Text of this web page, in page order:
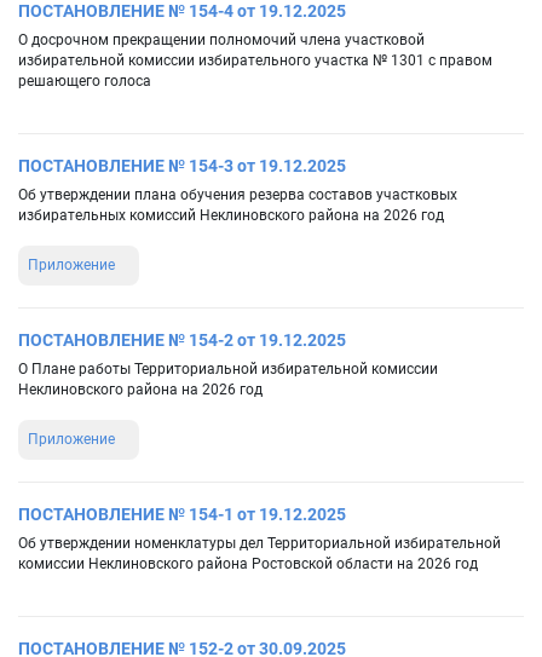
ПОСТАНОВЛЕНИЕ № 154-4 от 19.12.2025
О досрочном прекращении полномочий члена участковой
избирательной комиссии избирательного участка № 1301 с правом
решающего голоса
ПОСТАНОВЛЕНИЕ № 154-3 от 19.12.2025
Об утверждении плана обучения резерва составов участковых
избирательных комиссий Неклиновского района на 2026 год
Приложение
ПОСТАНОВЛЕНИЕ № 154-2 от 19.12.2025
О Плане работы Территориальной избирательной комиссии
Неклиновского района на 2026 год
Приложение
ПОСТАНОВЛЕНИЕ № 154-1 от 19.12.2025
Об утверждении номенклатуры дел Территориальной избирательной
комиссии Неклиновского района Ростовской области на 2026 год
ПОСТАНОВЛЕНИЕ № 152-2 от 30.09.2025